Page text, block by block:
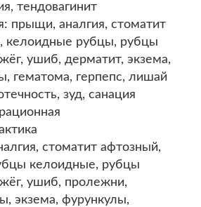
тендовагинит
прыщи, аналгия, стоматит
келоидные рубцы, рубцы
ушиб, дерматит, экзема,
гематома, герпепс, лишай
зуд, санация
стоматит афтозный,
келоидные, рубцы
ушиб, пролежни,
экзема, фурункулы,